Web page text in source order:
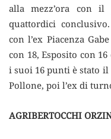
alla mezz’ora con
quattordici
con l’ex Piacenza
con 18, Esposito con
i suoi 16 punti è stato
Pollone, poi l’ex di
AGRIBERTOCCHI